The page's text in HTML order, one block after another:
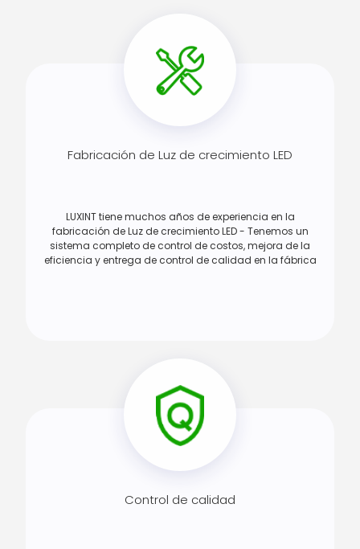
Fabricación de Luz de crecimiento LED
LUXINT tiene muchos años de experiencia en la
fabricación de Luz de crecimiento LED - Tenemos un
sistema completo de control de costos, mejora de la
eficiencia y entrega de control de calidad en la fábrica
Control de calidad